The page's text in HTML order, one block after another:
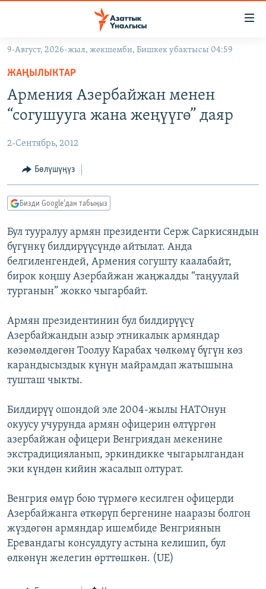
Навигацияга
өтүңүз
Издөөгө
салыңызКЫРГЫЗСТАН
ЭКОНОМИКА
МАДАНИЯТ
ДҮЙНӨ
БОРБОР АЗИЯ
УКРАИНА
АТАЙЫН ИЛИКТӨӨ
ТВ ПРОГРАММАЛАР
ЭКСПЕРТТЕР ТАЛДАЙТ
БИЗ ЖАНА ДҮЙНӨ
ДАНИСТЕ
ЭЖЕ-СИҢДИЛЕР
ЫҢГАЙСЫЗ СУРООЛОР
ӨЗГӨЧӨ ПИКИР
Русский
ОНЛАЙН ШЕРИНЕ
ЭЕ/АРнун бардык сайттары
9-Август, 2026-жыл, жекшемби, Бишкек убактысы 04:59
ЖАҢЫЛЫКТАР
Армения Азербайжан менен
“согушууга жана жеңүүгө” даяр
2-Сентябрь, 2012
Бөлүшүңүз
Бизди Google'дан табыңыз
Бул тууралуу армян президенти Серж Саркисяндын
бүгүнкү билдирүүсүндө айтылат. Анда
белгиленгендей, Армения согушту каалабайт,
бирок коңшу Азербайжан жаңжалды “таңуулай
турганын” жокко чыгарбайт.
Армян президентинин бул билдирүүсү
Азербайжандын азыр этникалык армяндар
көзөмөлдөгөн Тоолуу Карабах чөлкөмү бүгүн көз
карандысыздык күнүн майрамдап жатышына
тушташ чыкты.
Билдирүү ошондой эле 2004-жылы НАТОнун
окуусу учурунда армян офицерин өлтүргөн
азербайжан офицери Венгриядан мекенине
экстрадицияланып, эркиндикке чыгарылгандан
эки күндөн кийин жасалып олтурат.
Венгрия өмүр бою түрмөгө кесилген офицерди
Азербайжанга өткөрүп бергенине нааразы болгон
жүздөгөн армяндар ишембиде Венгриянын
Еревандагы консулдугу астына келишип, бул
өлкөнүн желегин өрттөшкөн. (UE)